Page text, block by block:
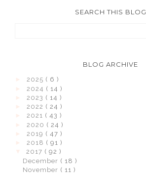
SEARCH THIS BLOG
BLOG ARCHIVE
2025 ( 6 )
2024 ( 14 )
2023 ( 14 )
2022 ( 24 )
2021 ( 43 )
2020 ( 24 )
2019 ( 47 )
2018 ( 91 )
2017 ( 92 )
December ( 18 )
November ( 11 )